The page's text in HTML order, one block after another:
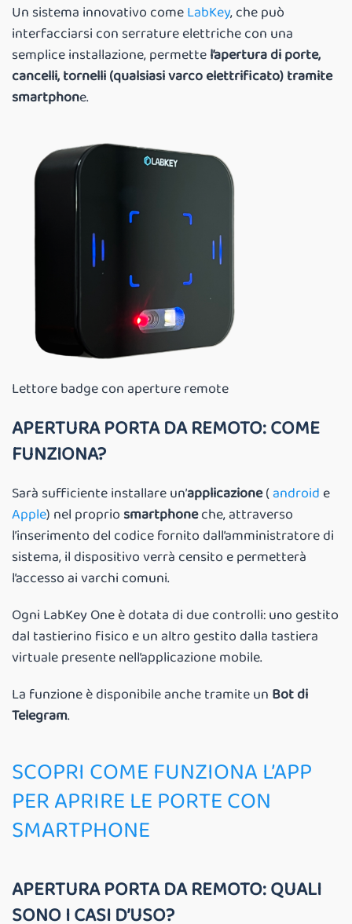
Un sistema innovativo comeLabKey, che può
interfacciarsi con serrature elettriche con una
semplice installazione, permettel’apertura di porte,
cancelli, tornelli (qualsiasi varco elettrificato) tramite
smartphone.
Lettore badge con aperture remote
APERTURA PORTA DA REMOTO: COME
FUNZIONA?
Sarà sufficiente installare un’applicazione(android e
Apple) nel proprio smartphoneche, attraverso
l’inserimento del codice fornito dall’amministratore di
sistema, il dispositivo verrà censito e permetterà
l’accesso ai varchi comuni.
Ogni LabKey One è dotata di due controlli: uno gestito
dal tastierino fisico e un altro gestito dalla tastiera
virtuale presente nell’applicazione mobile.
La funzione è disponibile anche tramite un Bot di
Telegram.
SCOPRI COME FUNZIONA L’APP
PER APRIRE LE PORTE CON
SMARTPHONE
APERTURA PORTA DA REMOTO: QUALI
SONO I CASI D’USO?